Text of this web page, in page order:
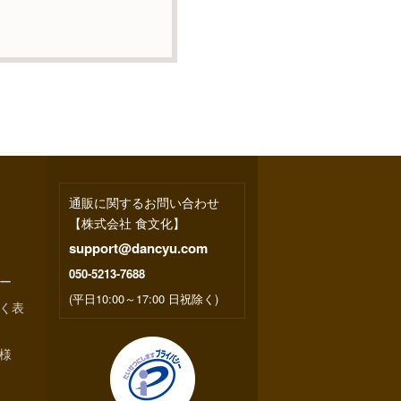
）等を用いて管理して
特定する個人情報は一
表
通販に関するお問い合わせ
【株式会社 食文化】
support@dancyu.com
050-5213-7688
(平日10:00～17:00 日祝除く)